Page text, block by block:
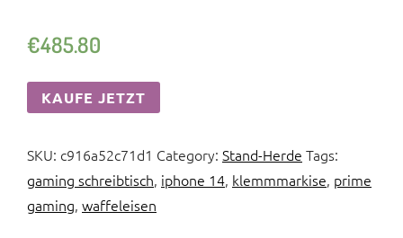
€485.80
KAUFE JETZT
SKU: c916a52c71d1 Category: Stand-Herde Tags:
gaming schreibtisch, iphone 14, klemmmarkise, prime
gaming, waffeleisen